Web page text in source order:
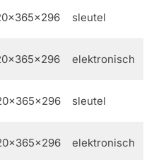
sleutel
elektronisch
sleutel
elektronisch